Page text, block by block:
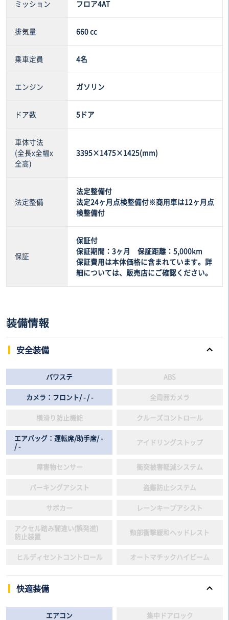
ミッション フロア4AT
排気量 660 cc
乗車定員 4名
エンジン ガソリン
ドア数 5ドア
車体寸法
(全長x全幅x
全高)
3395×1475×1425(mm)
法定整備
法定整備付
法定24ヶ月点検整備付※商用車は12ヶ月点
検整備付
保証
保証付
保証期間：3ヶ月 保証距離：5,000km
保証費用は本体価格に含まれています。詳
細については、販売店にご確認ください。
装備情報
安全装備
パワステ ABS
カメラ：フロント/ - / - 全周囲カメラ
横滑り防止機能 クルーズコントロール
エアバッグ：運転席/助手席/ -
/ -
アイドリングストップ
障害物センサー 衝突被害軽減システム
パーキングアシスト 盗難防止システム
サポカー レーンキープアシスト
アクセル踏み間違い(誤発進)
防止装置
頸部衝撃緩和ヘッドレスト
ヒルディセントコントロール オートマチックハイビーム
快適装備
エアコン 集中ドアロック